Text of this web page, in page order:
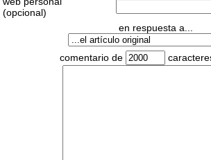
(opcional)
en respuesta a...
comentario de